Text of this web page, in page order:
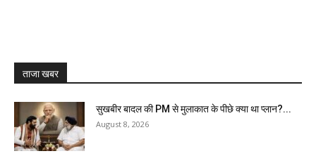
ताजा खबर
सुखबीर बादल की PM से मुलाकात के पीछे क्या था प्लान?...
August 8, 2026